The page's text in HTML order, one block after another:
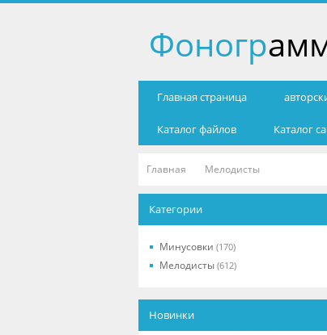
Фоногр
Главная страница
Каталог файлов Каталог
Главная Мелодисты
Категории
Минусовки (170)
Мелодисты (612)
Новинки